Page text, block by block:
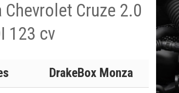
Cruze 2.0
123 cv
DrakeBox Monza